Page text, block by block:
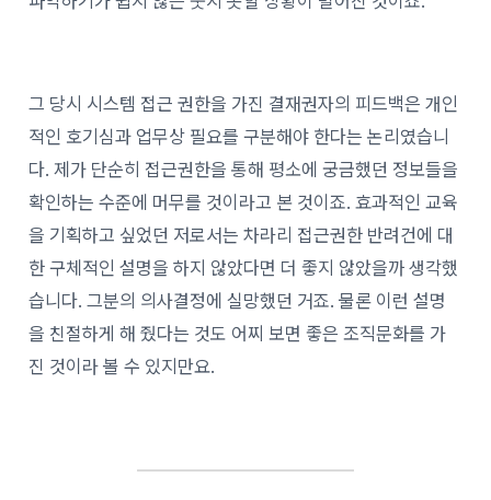
그 당시 시스템 접근 권한을 가진 결재권자의 피드백은 개인
적인 호기심과 업무상 필요를 구분해야 한다는 논리였습니
다. 제가 단순히 접근권한을 통해 평소에 궁금했던 정보들을
확인하는 수준에 머무를 것이라고 본 것이죠. 효과적인 교육
을 기획하고 싶었던 저로서는 차라리 접근권한 반려건에 대
한 구체적인 설명을 하지 않았다면 더 좋지 않았을까 생각했
습니다. 그분의 의사결정에 실망했던 거죠. 물론 이런 설명
을 친절하게 해 줬다는 것도 어찌 보면 좋은 조직문화를 가
진 것이라 볼 수 있지만요.